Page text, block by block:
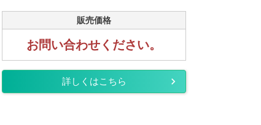
販売価格
お問い合わせください。
詳しくはこちら